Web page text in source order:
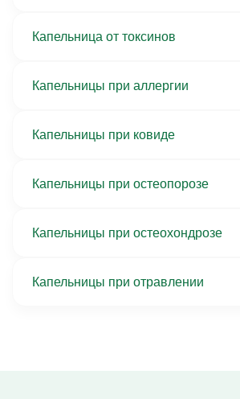
Капельница от токсинов
Капельницы при аллергии
Капельницы при ковиде
Капельницы при остеопорозе
Капельницы при остеохондрозе
Капельницы при отравлении